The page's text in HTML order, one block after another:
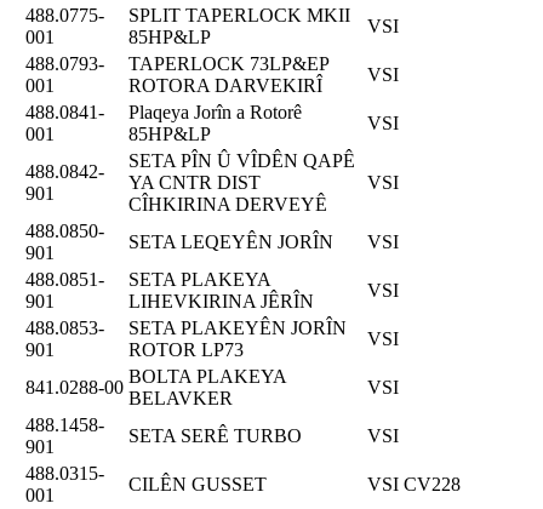
488.0775-
001
SPLIT TAPERLOCK MKII
85HP&LP
VSI
488.0793-
001
TAPERLOCK 73LP&EP
ROTORA DARVEKIRÎ
VSI
488.0841-
001
Plaqeya Jorîn a Rotorê
85HP&LP
VSI
488.0842-
901
SETA PÎN Û VÎDÊN QAPÊ
YA CNTR DIST
CÎHKIRINA DERVEYÊ
VSI
488.0850-
901
SETA LEQEYÊN JORÎN
VSI
488.0851-
901
SETA PLAKEYA
LIHEVKIRINA JÊRÎN
VSI
488.0853-
901
SETA PLAKEYÊN JORÎN
ROTOR LP73
VSI
841.0288-00
BOLTA PLAKEYA
BELAVKER
VSI
488.1458-
901
SETA SERÊ TURBO
VSI
488.0315-
001
CILÊN GUSSET
VSI CV228